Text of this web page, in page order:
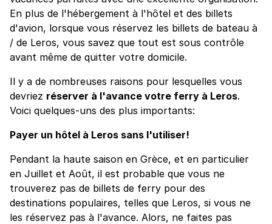
En plus de l'hébergement à l'hôtel et des billets
d'avion, lorsque vous réservez les billets de bateau à
/ de Leros, vous savez que tout est sous contrôle
avant même de quitter votre domicile.
Il y a de nombreuses raisons pour lesquelles vous
devriez réserver à l'avance votre ferry à Leros.
Voici quelques-uns des plus importants:
Payer un hôtel à Leros sans l'utiliser!
Pendant la haute saison en Grèce, et en particulier
en Juillet et Août, il est probable que vous ne
trouverez pas de billets de ferry pour des
destinations populaires, telles que Leros, si vous ne
les réservez pas à l'avance. Alors, ne faites pas